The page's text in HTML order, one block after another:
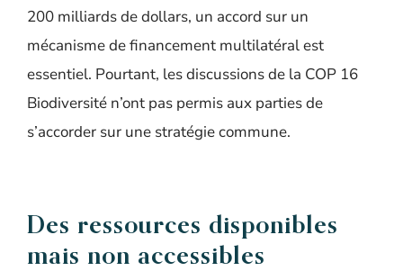
200 milliards de dollars, un accord sur un
mécanisme de financement multilatéral est
essentiel. Pourtant, les discussions de la COP 16
Biodiversité n’ont pas permis aux parties de
s’accorder sur une stratégie commune.
Des ressources disponibles
mais non accessibles